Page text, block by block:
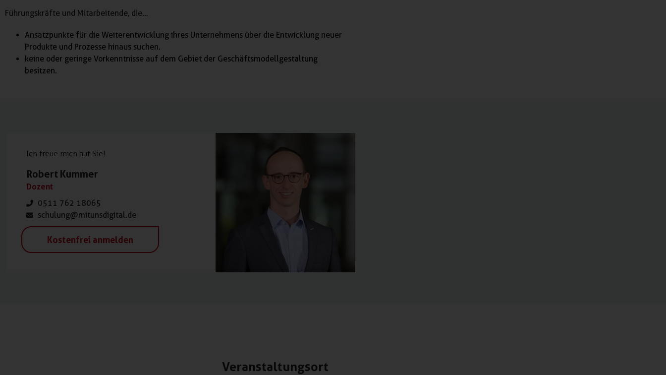
Führungskräfte und Mitarbeitende, die…
Ansatzpunkte für die Weiterentwicklung ihres Unternehmens über die Entwicklung neuer
Produkte und Prozesse hinaus suchen.
keine oder geringe Vorkenntnisse auf dem Gebiet der Geschäftsmodellgestaltung
besitzen.
Ich freue mich auf Sie!
Robert Kummer
Dozent
0511 762 18065
schulung@mitunsdigital.de
Kostenfrei anmelden
Veranstaltungsort